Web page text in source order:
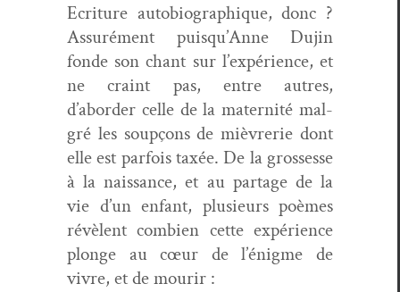
Ecri­t­ure auto­bi­ographique, donc ?
Assuré­ment puisqu’Anne Dujin
fonde son chant sur l’expérience, et
ne craint pas, entre autres,
d’aborder celle de la mater­nité mal­
gré les soupçons de mièvrerie dont
elle est par­fois taxée. De la grossesse
à la nais­sance, et au partage de la
vie d’un enfant, plusieurs poèmes
révè­lent com­bi­en cette expéri­ence
plonge au cœur de l’énigme de
vivre, et de mourir :